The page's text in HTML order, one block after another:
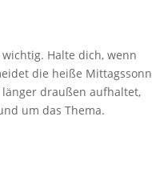
Halte dich, wenn
die heiße
draußen aufhaltet,
um das Thema.